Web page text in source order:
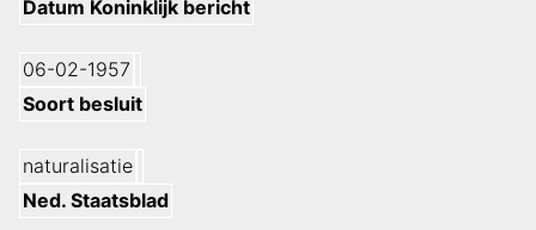
Datum Koninklijk bericht
06-02-1957
Soort besluit
naturalisatie
Ned. Staatsblad